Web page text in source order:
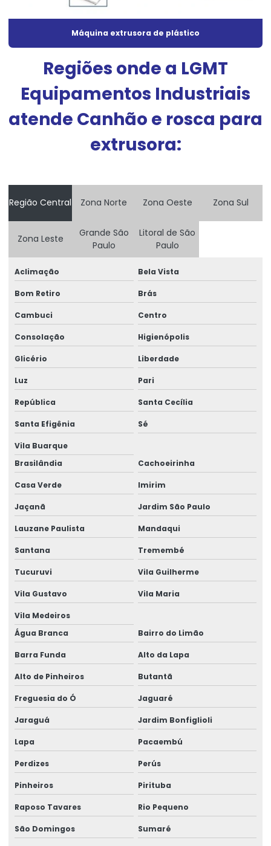
Máquina extrusora de plástico
Regiões onde a LGMT
Equipamentos Industriais
atende Canhão e rosca para
extrusora:
Região Central Zona Norte Zona Oeste Zona Sul
Zona Leste
Grande São
Paulo
Litoral de São
Paulo
Aclimação Bela Vista
Bom Retiro Brás
Cambuci Centro
Consolação Higienópolis
Glicério Liberdade
Luz Pari
República Santa Cecília
Santa Efigênia Sé
Vila Buarque
Brasilândia
Cachoeirinha
Casa Verde Imirim
Jaçanã Jardim São Paulo
Lauzane Paulista Mandaqui
Santana Tremembé
Tucuruvi Vila Guilherme
Vila Gustavo Vila Maria
Vila Medeiros
Água Branca
Bairro do Limão
Barra Funda Alto da Lapa
Alto de Pinheiros Butantã
Freguesia do Ó Jaguaré
Jaraguá Jardim Bonfiglioli
Lapa Pacaembú
Perdizes Perús
Pinheiros Pirituba
Raposo Tavares Rio Pequeno
São Domingos Sumaré